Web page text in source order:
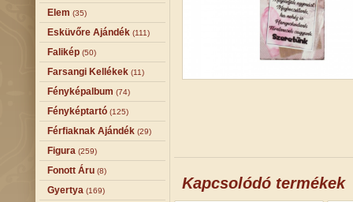
Elem (35)
Esküvőre Ajándék (111)
Falikép (50)
Farsangi Kellékek (11)
Fényképalbum (74)
Fényképtartó (125)
Férfiaknak Ajándék (29)
Figura (259)
Fonott Áru (8)
Gyertya (169) Kapcsolódó termékek